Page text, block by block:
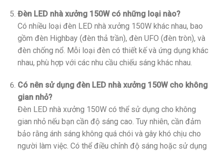
Đèn LED nhà xưởng 150W có những loại nào?
Có nhiều loại đèn LED nhà xưởng 150W khác nhau, bao
gồm đèn Highbay (đèn thả trần), đèn UFO (đèn tròn), và
đèn chống nổ. Mỗi loại đèn có thiết kế và ứng dụng khác
nhau, phù hợp với các nhu cầu chiếu sáng khác nhau.
Có nên sử dụng đèn LED nhà xưởng 150W cho không
gian nhỏ?
Đèn LED nhà xưởng 150W có thể sử dụng cho không
gian nhỏ nếu bạn cần độ sáng cao. Tuy nhiên, cần đảm
bảo rằng ánh sáng không quá chói và gây khó chịu cho
người làm việc. Có thể điều chỉnh độ sáng hoặc sử dụng